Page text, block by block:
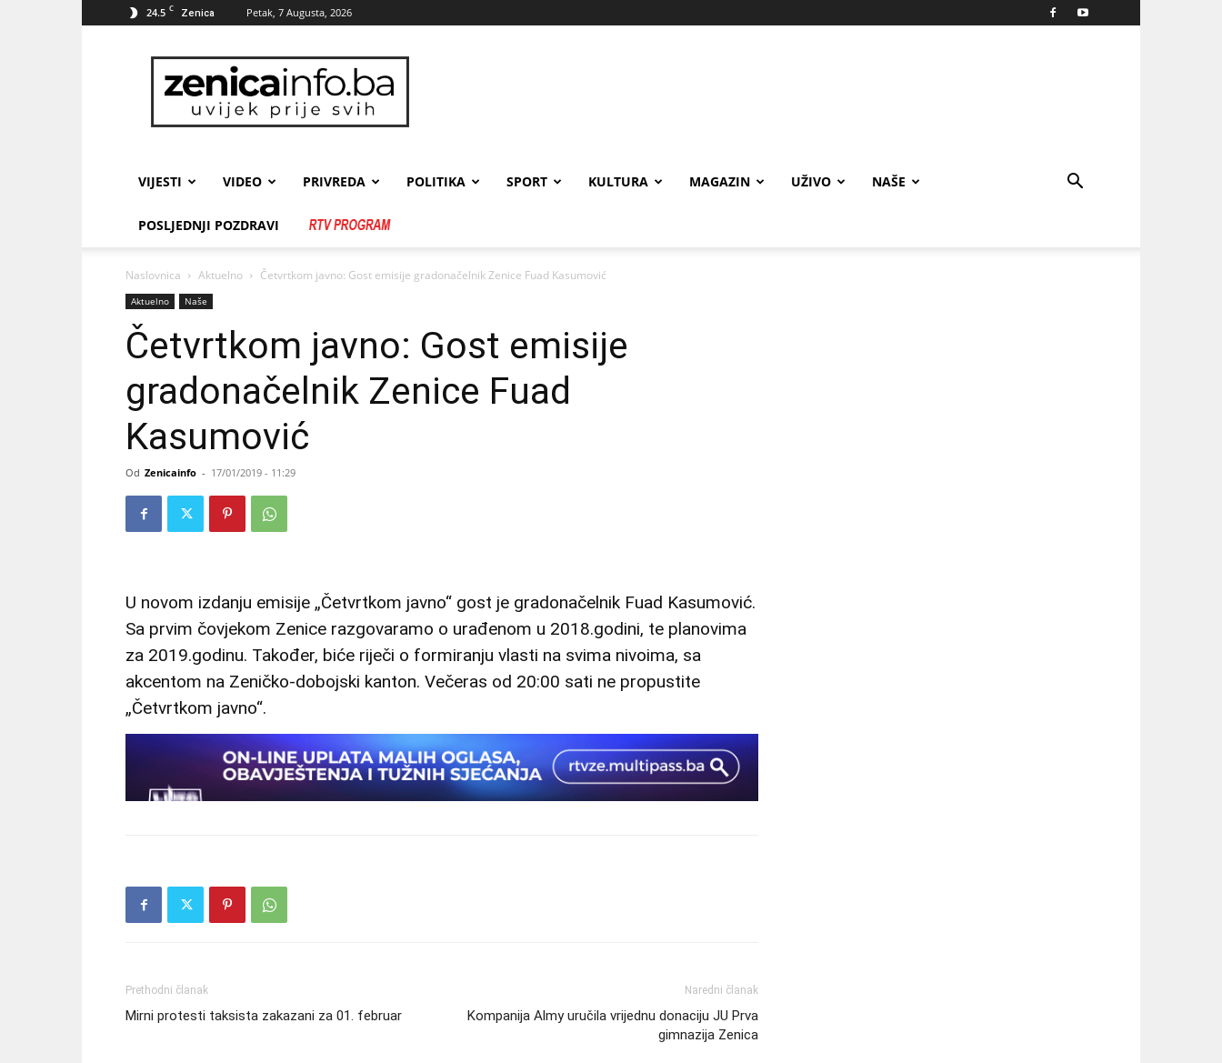
24.5 C Zenica Petak, 7 Augusta, 2026
zenicainfo.ba
VIJESTI VIDEO PRIVREDA POLITIKA SPORT KULTURA MAGAZIN UŽIVO NAŠE
POSLJEDNJI POZDRAVI
Naslovnica Aktuelno Četvrtkom javno: Gost emisije gradonačelnik Zenice Fuad Kasumović
Aktuelno Naše
Četvrtkom javno: Gost emisije
gradonačelnik Zenice Fuad
Kasumović
Od Zenicainfo - 17/01/2019 - 11:29
U novom izdanju emisije „Četvrtkom javno“ gost je gradonačelnik Fuad Kasumović.
Sa prvim čovjekom Zenice razgovaramo o urađenom u 2018.godini, te planovima
za 2019.godinu. Također, biće riječi o formiranju vlasti na svima nivoima, sa
akcentom na Zeničko-dobojski kanton. Večeras od 20:00 sati ne propustite
„Četvrtkom javno“.
Prethodni članak
Mirni protesti taksista zakazani za 01. februar
Naredni članak
Kompanija Almy uručila vrijednu donaciju JU Prva
gimnazija Zenica